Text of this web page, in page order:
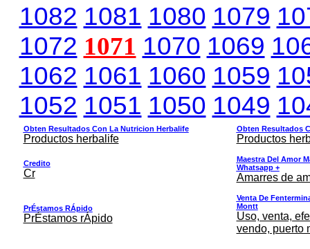
1082 1081 1080 1079
1072 1071 1070 1069
1062 1061 1060 1059
1052 1051 1050 1049
Obten Resultados Con La Nutricion Herbalife
Productos herbalife
Obten Resultados
Productos
Credito
Cr
Maestra Del Amor
Whatsapp +
Amarres de
PrÉstamos RÁpido
PrÉstamos rÁpido
Venta De
Montt
Uso, venta,
vendo, puerto